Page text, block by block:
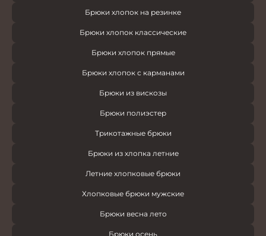
Брюки хлопок на резинке
Брюки хлопок классические
Брюки хлопок прямые
Брюки хлопок с карманами
Брюки из вискозы
Брюки полиэстер
Трикотажные брюки
Брюки из хлопка летние
Летние хлопковые брюки
Хлопковые брюки мужские
Брюки весна лето
Брюки осень